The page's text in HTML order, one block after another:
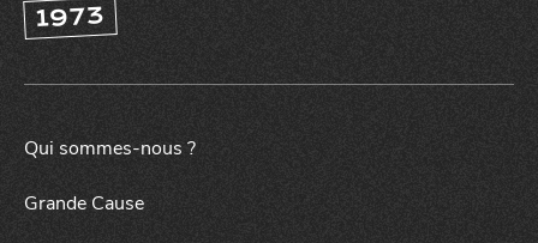
1973
Qui sommes-nous ?
Grande Cause